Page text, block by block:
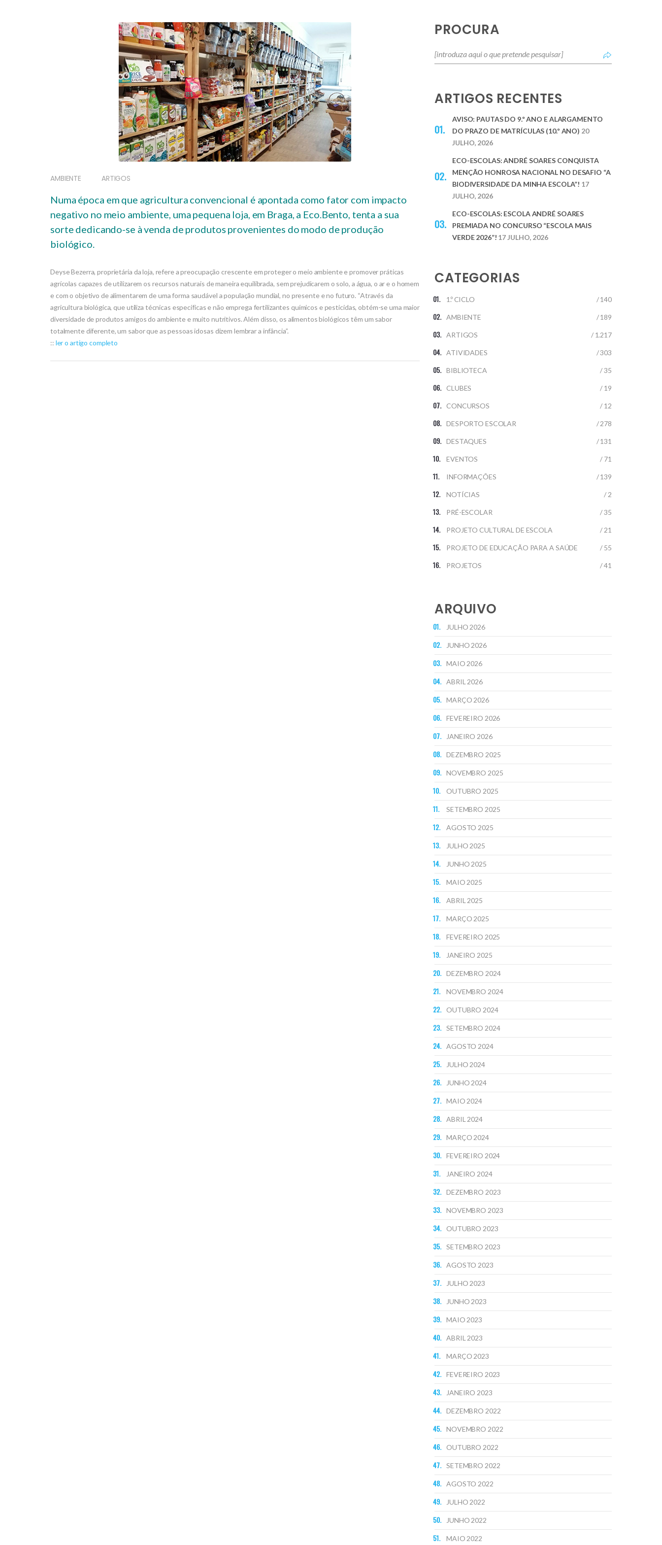
AMBIENTE ARTIGOS
Numa época em que agricultura convencional é apontada como fator com impacto
negativo no meio ambiente, uma pequena loja, em Braga, a Eco.Bento, tenta a sua
sorte dedicando-se à venda de produtos provenientes do modo de produção
biológico.
Deyse Bezerra, proprietária da loja, refere a preocupação crescente em proteger o meio ambiente e promover práticas
agrícolas capazes de utilizarem os recursos naturais de maneira equilibrada, sem prejudicarem o solo, a água, o ar e o homem
e com o objetivo de alimentarem de uma forma saudável a população mundial, no presente e no futuro. “Através da
agricultura biológica, que utiliza técnicas específicas e não emprega fertilizantes químicos e pesticidas, obtém-se uma maior
diversidade de produtos amigos do ambiente e muito nutritivos. Além disso, os alimentos biológicos têm um sabor
totalmente diferente, um sabor que as pessoas idosas dizem lembrar a infância”.
:: ler o artigo completo
PROCURA
ARTIGOS RECENTES
AVISO: PAUTAS DO 9.º ANO E ALARGAMENTO
DO PRAZO DE MATRÍCULAS (10.º ANO) 20
JULHO, 2026
ECO-ESCOLAS: ANDRÉ SOARES CONQUISTA
MENÇÃO HONROSA NACIONAL NO DESAFIO “A
BIODIVERSIDADE DA MINHA ESCOLA”! 17
JULHO, 2026
ECO-ESCOLAS: ESCOLA ANDRÉ SOARES
PREMIADA NO CONCURSO “ESCOLA MAIS
VERDE 2026”! 17 JULHO, 2026
CATEGORIAS
1.º CICLO / 140
AMBIENTE / 189
ARTIGOS / 1.217
ATIVIDADES / 303
BIBLIOTECA / 35
CLUBES / 19
CONCURSOS / 12
DESPORTO ESCOLAR / 278
DESTAQUES / 131
EVENTOS / 71
INFORMAÇÕES / 139
NOTÍCIAS / 2
PRÉ-ESCOLAR / 35
PROJETO CULTURAL DE ESCOLA / 21
PROJETO DE EDUCAÇÃO PARA A SAÚDE / 55
PROJETOS / 41
ARQUIVO
JULHO 2026
JUNHO 2026
MAIO 2026
ABRIL 2026
MARÇO 2026
FEVEREIRO 2026
JANEIRO 2026
DEZEMBRO 2025
NOVEMBRO 2025
OUTUBRO 2025
SETEMBRO 2025
AGOSTO 2025
JULHO 2025
JUNHO 2025
MAIO 2025
ABRIL 2025
MARÇO 2025
FEVEREIRO 2025
JANEIRO 2025
DEZEMBRO 2024
NOVEMBRO 2024
OUTUBRO 2024
SETEMBRO 2024
AGOSTO 2024
JULHO 2024
JUNHO 2024
MAIO 2024
ABRIL 2024
MARÇO 2024
FEVEREIRO 2024
JANEIRO 2024
DEZEMBRO 2023
NOVEMBRO 2023
OUTUBRO 2023
SETEMBRO 2023
AGOSTO 2023
JULHO 2023
JUNHO 2023
MAIO 2023
ABRIL 2023
MARÇO 2023
FEVEREIRO 2023
JANEIRO 2023
DEZEMBRO 2022
NOVEMBRO 2022
OUTUBRO 2022
SETEMBRO 2022
AGOSTO 2022
JULHO 2022
JUNHO 2022
MAIO 2022